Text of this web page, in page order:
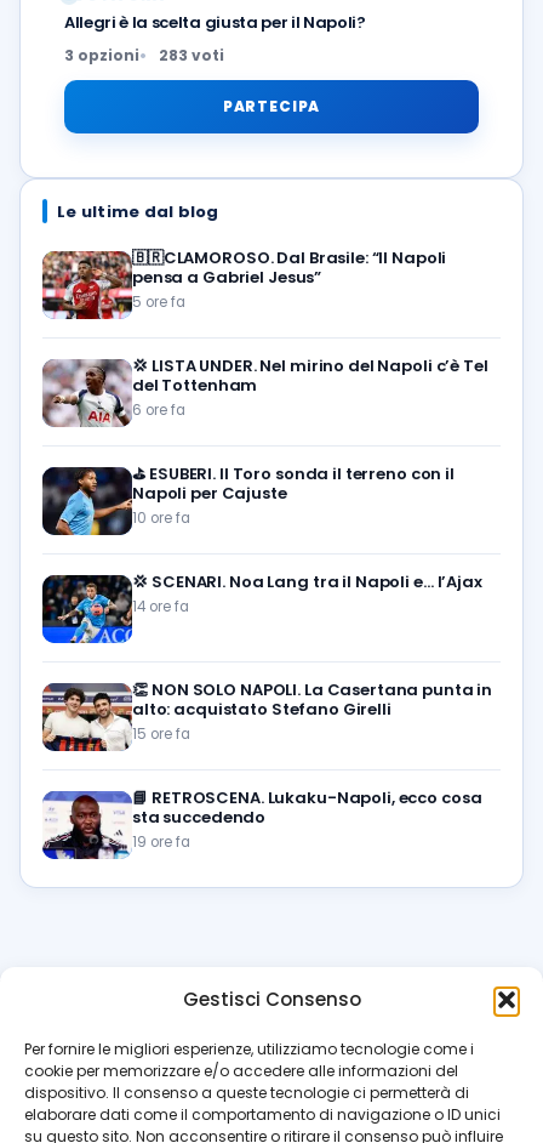
Gestisci Consenso
Per fornire le migliori esperienze, utilizziamo tecnologie come i
cookie per memorizzare e/o accedere alle informazioni del
dispositivo. Il consenso a queste tecnologie ci permetterà di
elaborare dati come il comportamento di navigazione o ID unici
su questo sito. Non acconsentire o ritirare il consenso può influire
Allegri è la scelta giusta per il Napoli?
3 opzioni 283 voti
PARTECIPA
Le ultime dal blog
🇧🇷CLAMOROSO. Dal Brasile: “Il Napoli
pensa a Gabriel Jesus”
5 ore fa
💢 LISTA UNDER. Nel mirino del Napoli c’è Tel
del Tottenham
6 ore fa
⛳ ESUBERI. Il Toro sonda il terreno con il
Napoli per Cajuste
10 ore fa
💢 SCENARI. Noa Lang tra il Napoli e… l’Ajax
14 ore fa
👏 NON SOLO NAPOLI. La Casertana punta in
alto: acquistato Stefano Girelli
15 ore fa
📘 RETROSCENA. Lukaku-Napoli, ecco cosa
sta succedendo
19 ore fa
azzurrissimo.it
Il blog di riferimento per i tifosi del Napoli. News, interviste,
pagelle e calciomercato. Testata giornalistica registrata
al Tribunale di Napoli (n. 48 dell’08/10/2012). Direttore Luca